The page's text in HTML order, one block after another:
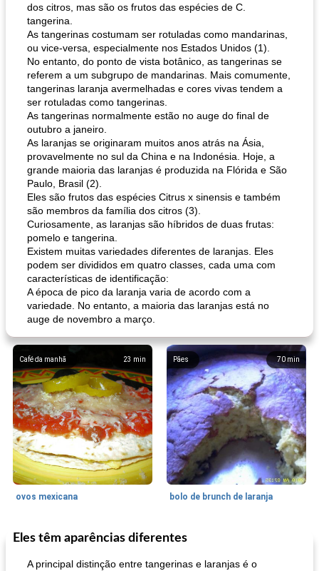
dos citros, mas são os frutos das espécies de C.
tangerina.
As tangerinas costumam ser rotuladas como mandarinas,
ou vice-versa, especialmente nos Estados Unidos (1).
No entanto, do ponto de vista botânico, as tangerinas se
referem a um subgrupo de mandarinas. Mais comumente,
tangerinas laranja avermelhadas e cores vivas tendem a
ser rotuladas como tangerinas.
As tangerinas normalmente estão no auge do final de
outubro a janeiro.
As laranjas se originaram muitos anos atrás na Ásia,
provavelmente no sul da China e na Indonésia. Hoje, a
grande maioria das laranjas é produzida na Flórida e São
Paulo, Brasil (2).
Eles são frutos das espécies Citrus x sinensis e também
são membros da família dos citros (3).
Curiosamente, as laranjas são híbridos de duas frutas:
pomelo e tangerina.
Existem muitas variedades diferentes de laranjas. Eles
podem ser divididos em quatro classes, cada uma com
características de identificação:
A época de pico da laranja varia de acordo com a
variedade. No entanto, a maioria das laranjas está no
auge de novembro a março.
23 min
Café da manhã
ovos mexicana
70 min
Pães
bolo de brunch de laranja
130min
Pães De Fermento Vegetal
Eles têm aparências diferentes
A principal distinção entre tangerinas e laranjas é o